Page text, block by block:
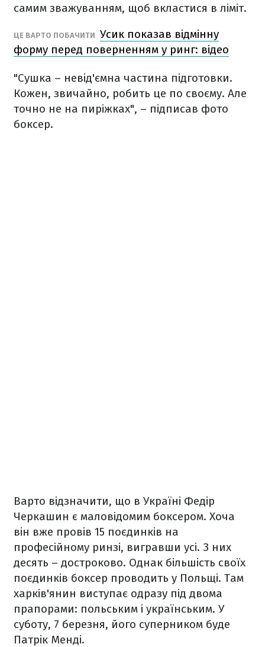
самим зважуванням, щоб вкластися в ліміт.
ЦЕ ВАРТО ПОБАЧИТИ Усик показав відмінну
форму перед поверненням у ринг: відео
"Сушка – невід'ємна частина підготовки.
Кожен, звичайно, робить це по своєму. Але
точно не на пиріжках", – підписав фото
боксер.
Варто відзначити, що в Україні Федір
Черкашин є маловідомим боксером. Хоча
він вже провів 15 поєдинків на
професійному ринзі, вигравши усі. З них
десять – достроково. Однак більшість своїх
поєдинків боксер проводить у Польщі. Там
харків'янин виступає одразу під двома
прапорами: польським і українським. У
суботу, 7 березня, його суперником буде
Патрік Менді.